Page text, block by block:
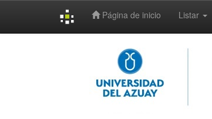
Página de inicio Listar